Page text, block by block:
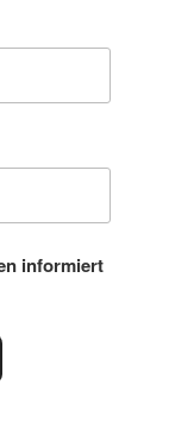
informiert